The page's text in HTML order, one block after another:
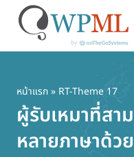
เนื้อหา
หลัก
หน้าแรก» RT-Theme 17
ผู้รับเหมาที่สา
หลายภาษาด้ว